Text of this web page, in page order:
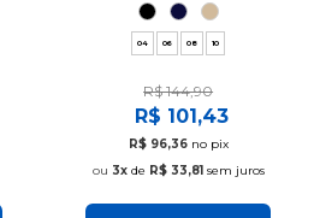
04 06 08 10
R$ 144,90
R$ 101,43
R$ 96,36 no pix
3xde R$ 33,81 sem juros